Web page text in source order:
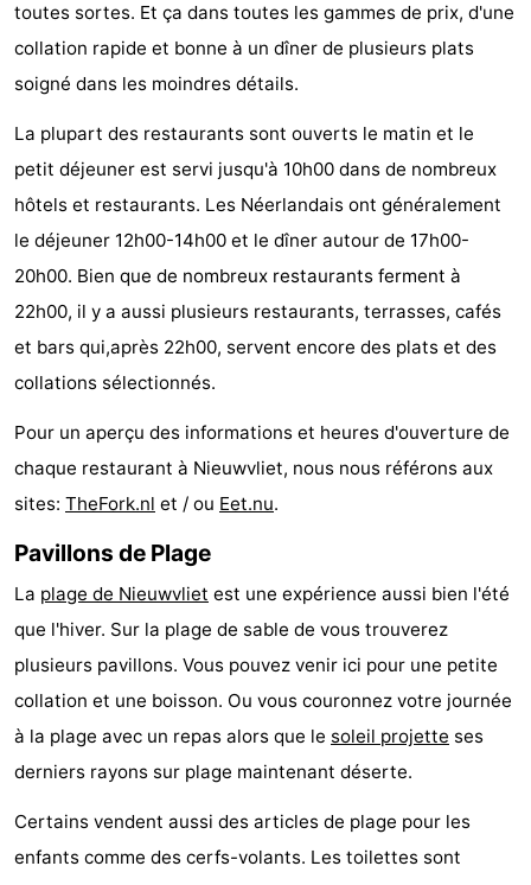
Terrains
de
golf
-
Surfen
Peche
Sportive
-
Equitation
Observation
des
phoques
Glossopètre
Boire
et
manger
Événements
Pratiques
Forum
Route
-
Stationnement
Adresses
Médicales
Région
Zeeland
Walcheren
-
Veere
-
toutes sortes. Et ça dans toutes les gammes de prix, d'une
collation rapide et bonne à un dîner de plusieurs plats
soigné dans les moindres détails.
La plupart des restaurants sont ouverts le matin et le
petit déjeuner est servi jusqu'à 10h00 dans de nombreux
hôtels et restaurants. Les Néerlandais ont généralement
le déjeuner 12h00-14h00 et le dîner autour de 17h00-
20h00. Bien que de nombreux restaurants ferment à
22h00, il y a aussi plusieurs restaurants, terrasses, cafés
et bars qui,après 22h00, servent encore des plats et des
collations sélectionnés.
Pour un aperçu des informations et heures d'ouverture de
chaque restaurant à Nieuwvliet, nous nous référons aux
sites: TheFork.nl et / ou Eet.nu.
Pavillons de Plage
La plage de Nieuwvliet est une expérience aussi bien l'été
que l'hiver. Sur la plage de sable de vous trouverez
plusieurs pavillons. Vous pouvez venir ici pour une petite
collation et une boisson. Ou vous couronnez votre journée
à la plage avec un repas alors que le soleil projette ses
derniers rayons sur plage maintenant déserte.
Certains vendent aussi des articles de plage pour les
enfants comme des cerfs-volants. Les toilettes sont